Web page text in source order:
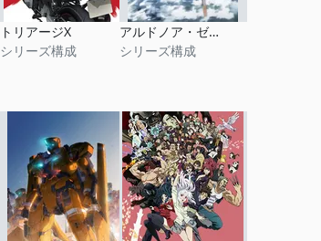
トリアージX
シリーズ構成
アルドノア・ゼロ (第2期)
シリーズ構成